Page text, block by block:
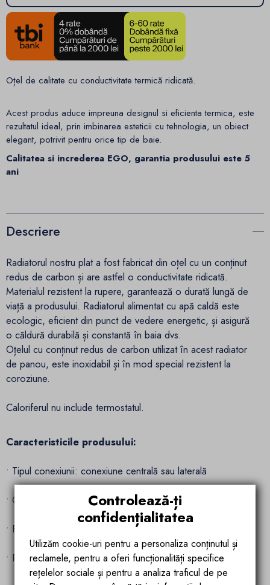
Oțel de calitate cu conductivitate termică ridicată.
Acest produs aduce impreuna designul si eficienta termica, este
rezultatul ideal, prin imbinarea esteticii cu tehnologia, un obiect
elegant, potrivit pentru orice tip de baie.
Calitatea si increderea EGO, garantia produsului este 5
ani
Descriere
Radiatorul nostru plat a fost fabricat din oțel cu un conținut
redus de carbon și are astfel o conductivitate ridicată.
Materialul rezistent la rupere, garantează o durată lungă de
viață a produsului. Radiatorul alimentat cu apă caldă este
ecologic, eficient din punct de vedere energetic, și asigură
o căldură durabilă și constantă în baia dvs.
Oțelul cu conținut redus de carbon utilizat în acest radiator
de panou, este inoxidabil și în mod special rezistent la
coroziune.
Caloriferul nu include termostatul.
Caracteristicile produsului:
• Tipul conexiunii: conexiune centrală sau laterală
• Culoare: crom
• Filet de conectare: G 1/2 "
• Presiune maximă de lucru: 3 bari
Controlează-ți
confidențialitatea
Utilizăm cookie-uri pentru a personaliza conținutul și
reclamele, pentru a oferi funcționalități specifice
rețelelor sociale și pentru a analiza traficul de pe